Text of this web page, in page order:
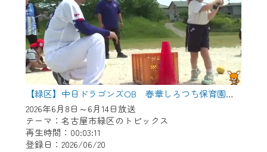
【緑区】中日ドラゴンズOB 春華しろつち保育園で野球教室
2026年6月8日～6月14日放送
テーマ：名古屋市緑区のトピックス
再生時間：00:03:11
登録日：2026/06/20